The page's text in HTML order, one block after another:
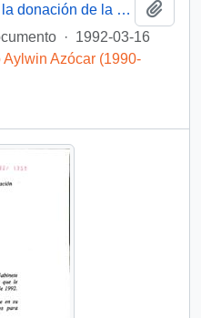
[Informa sobre el destino de la donación de la "Piedra de Hiroshima"]
· 1992-03-16
Azócar (1990-